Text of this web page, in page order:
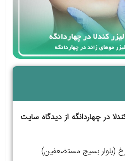
در چهاردانگه از دیدگاه سایت
(بلوار بسیج مستضعفین)